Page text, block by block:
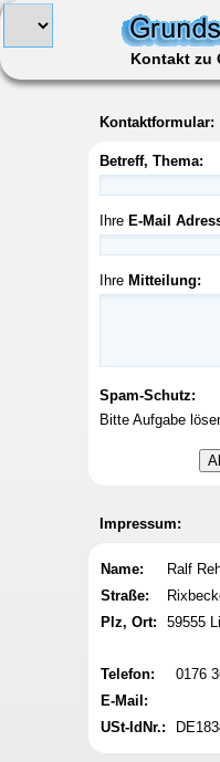
Kontakt zu
Kontaktformular:
Betreff, Thema:
Ihre E-Mail
Ihre Mitteilung:
Spam-Schutz:
Bitte Aufgabe
Impressum:
Name:
Ralf
Straße:
Plz, Ort:
59555
Telefon:
0176
E-Mail:
USt-IdNr.: